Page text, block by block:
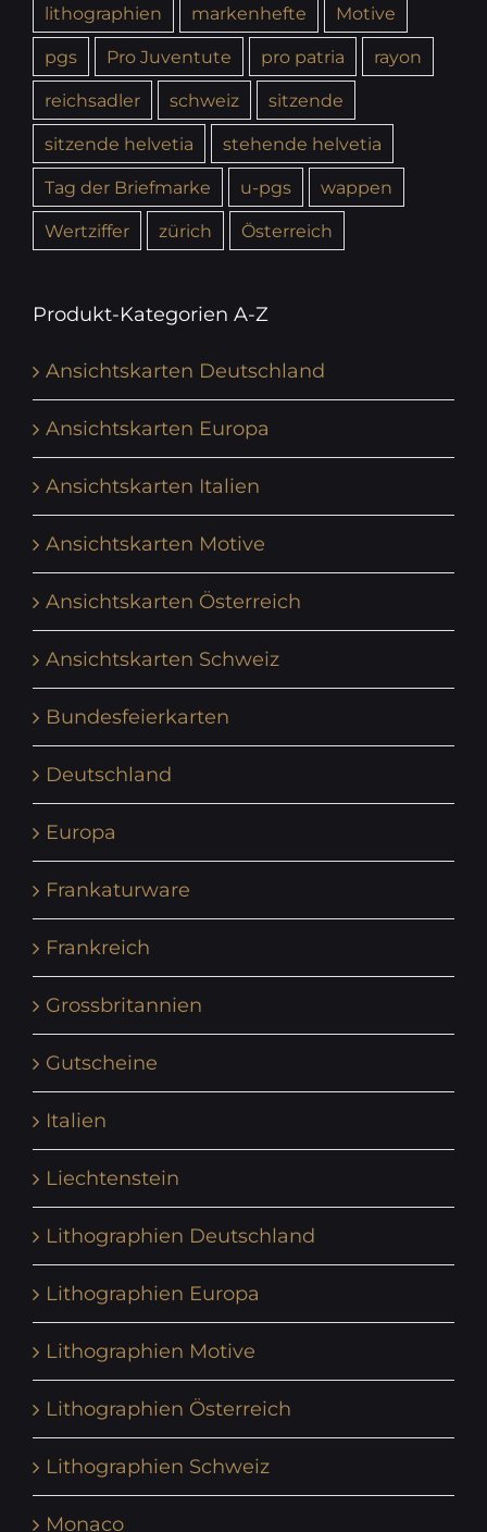
lithographien
markenhefte
Motive
pgs
Pro Juventute pro patria
rayon
reichsadler
schweiz
sitzende
sitzende helvetia
stehende helvetia
Tag der Briefmarke
u-pgs
wappen
Wertziffer
zürich Österreich
Produkt-Kategorien A-Z
Ansichtskarten Deutschland
Ansichtskarten Europa
Ansichtskarten Italien
Ansichtskarten Motive
Ansichtskarten Österreich
Ansichtskarten Schweiz
Bundesfeierkarten
Deutschland
Europa
Frankaturware
Frankreich
Grossbritannien
Gutscheine
Italien
Liechtenstein
Lithographien Deutschland
Lithographien Europa
Lithographien Motive
Lithographien Österreich
Lithographien Schweiz
Monaco